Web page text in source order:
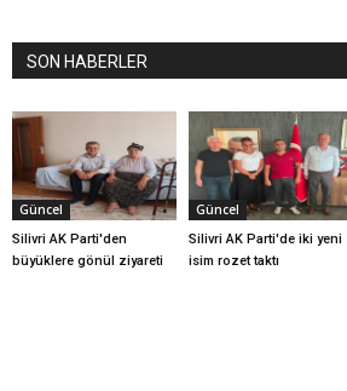
SON HABERLER
Güncel
Silivri AK Parti'den
büyüklere gönül ziyareti
Güncel
Silivri AK Parti'de iki yeni
isim rozet taktı